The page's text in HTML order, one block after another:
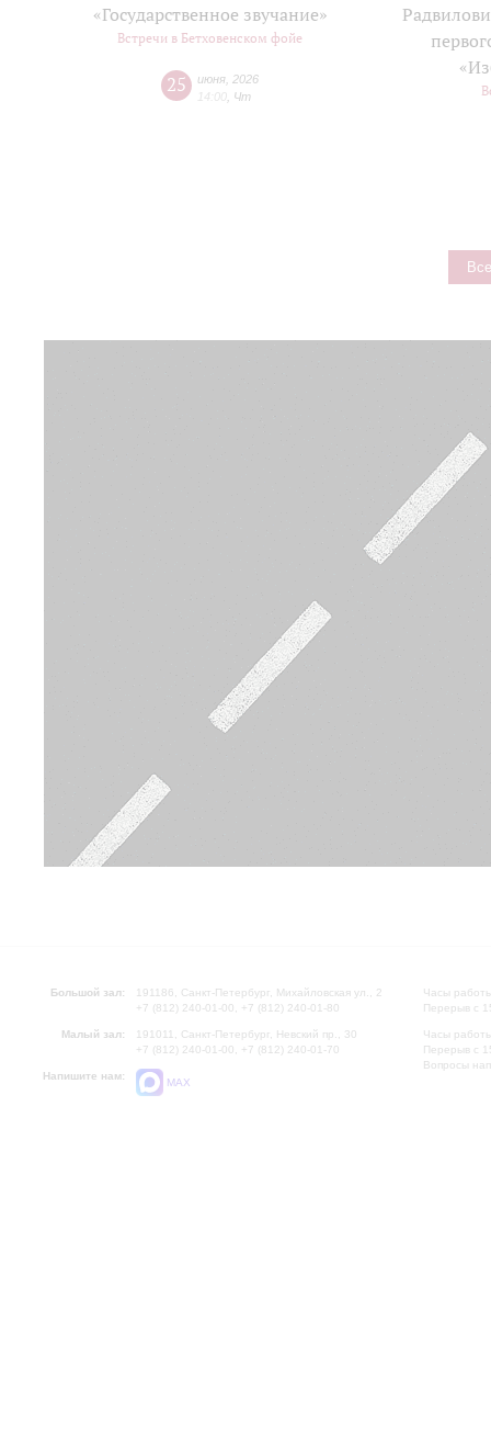
«Государственное звучание»
Встречи в Бетховенском фойе
25 июня 2026
14:00 Чт
Большой зал:
191186, Санкт-Петербург, Михайловская ул., 2
+7 (812) 240-01-00, +7 (812) 240-01-80
Малый зал:
191011, Санкт-Петербург, Невский пр., 30
+7 (812) 240-01-00, +7 (812) 240-01-70
Напишите нам:
MAX
Часы
Перерыв с
Часы
Перерыв с
Вопросы